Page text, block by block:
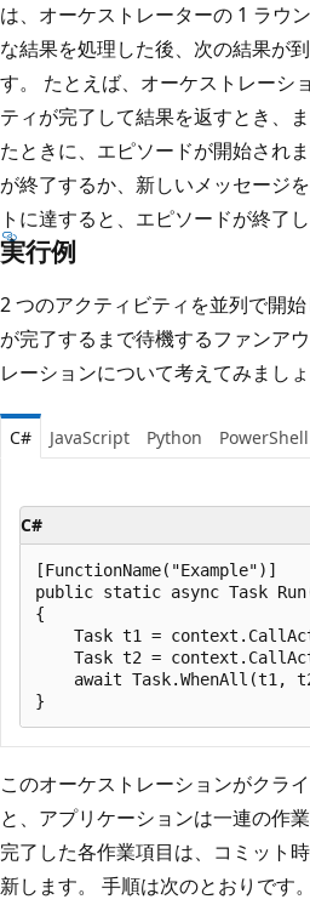
は、オーケストレーターの 1 ラウ
な結果を処理した後、次の結果が
す。 たとえば、オーケストレーシ
ティが完了して結果を返すとき、
たときに、エピソードが開始され
が終了するか、新しいメッセージ
トに達すると、エピソードが終了し
実行例
2 つのアクティビティを並列で開
が完了するまで待機するファンア
レーションについて考えてみましょ
C# JavaScript Python PowerShell
C#
[FunctionName("Example")]
public static async Task
{
Task t1 =
Task t2 =
await Task.WhenAll(t1,
このオーケストレーションがクラ
と、アプリケーションは一連の作
完了した各作業項目は、コミット
新します。 手順は次のとおりです。